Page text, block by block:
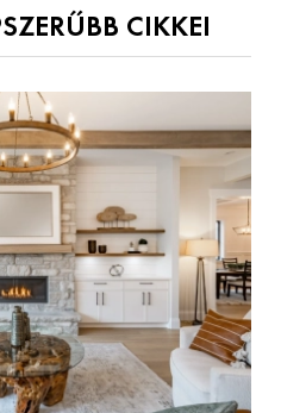
CIKKEI